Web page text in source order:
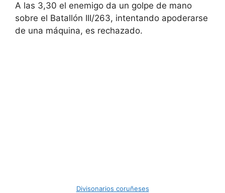
A las 3,30 el enemigo da un golpe de mano
sobre el Batallón III/263, intentando apoderarse
de una máquina, es rechazado.
Divisonarios coruñeses